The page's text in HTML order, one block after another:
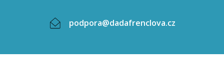
podpora@dadafrenclova.cz